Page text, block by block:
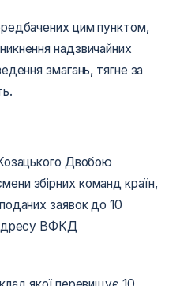
цим пунктом,
надзвичайних
змагань, тягне за
Двобою
збірних команд країн,
заявок до 10
ВФКД